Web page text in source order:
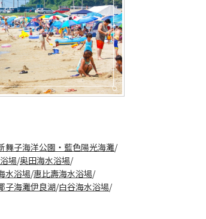
舞子海洋公園・藍色陽光海灘/
場/奥田海水浴場/
水浴場/惠比壽海水浴場/
子海灘伊良湖/白谷海水浴場/